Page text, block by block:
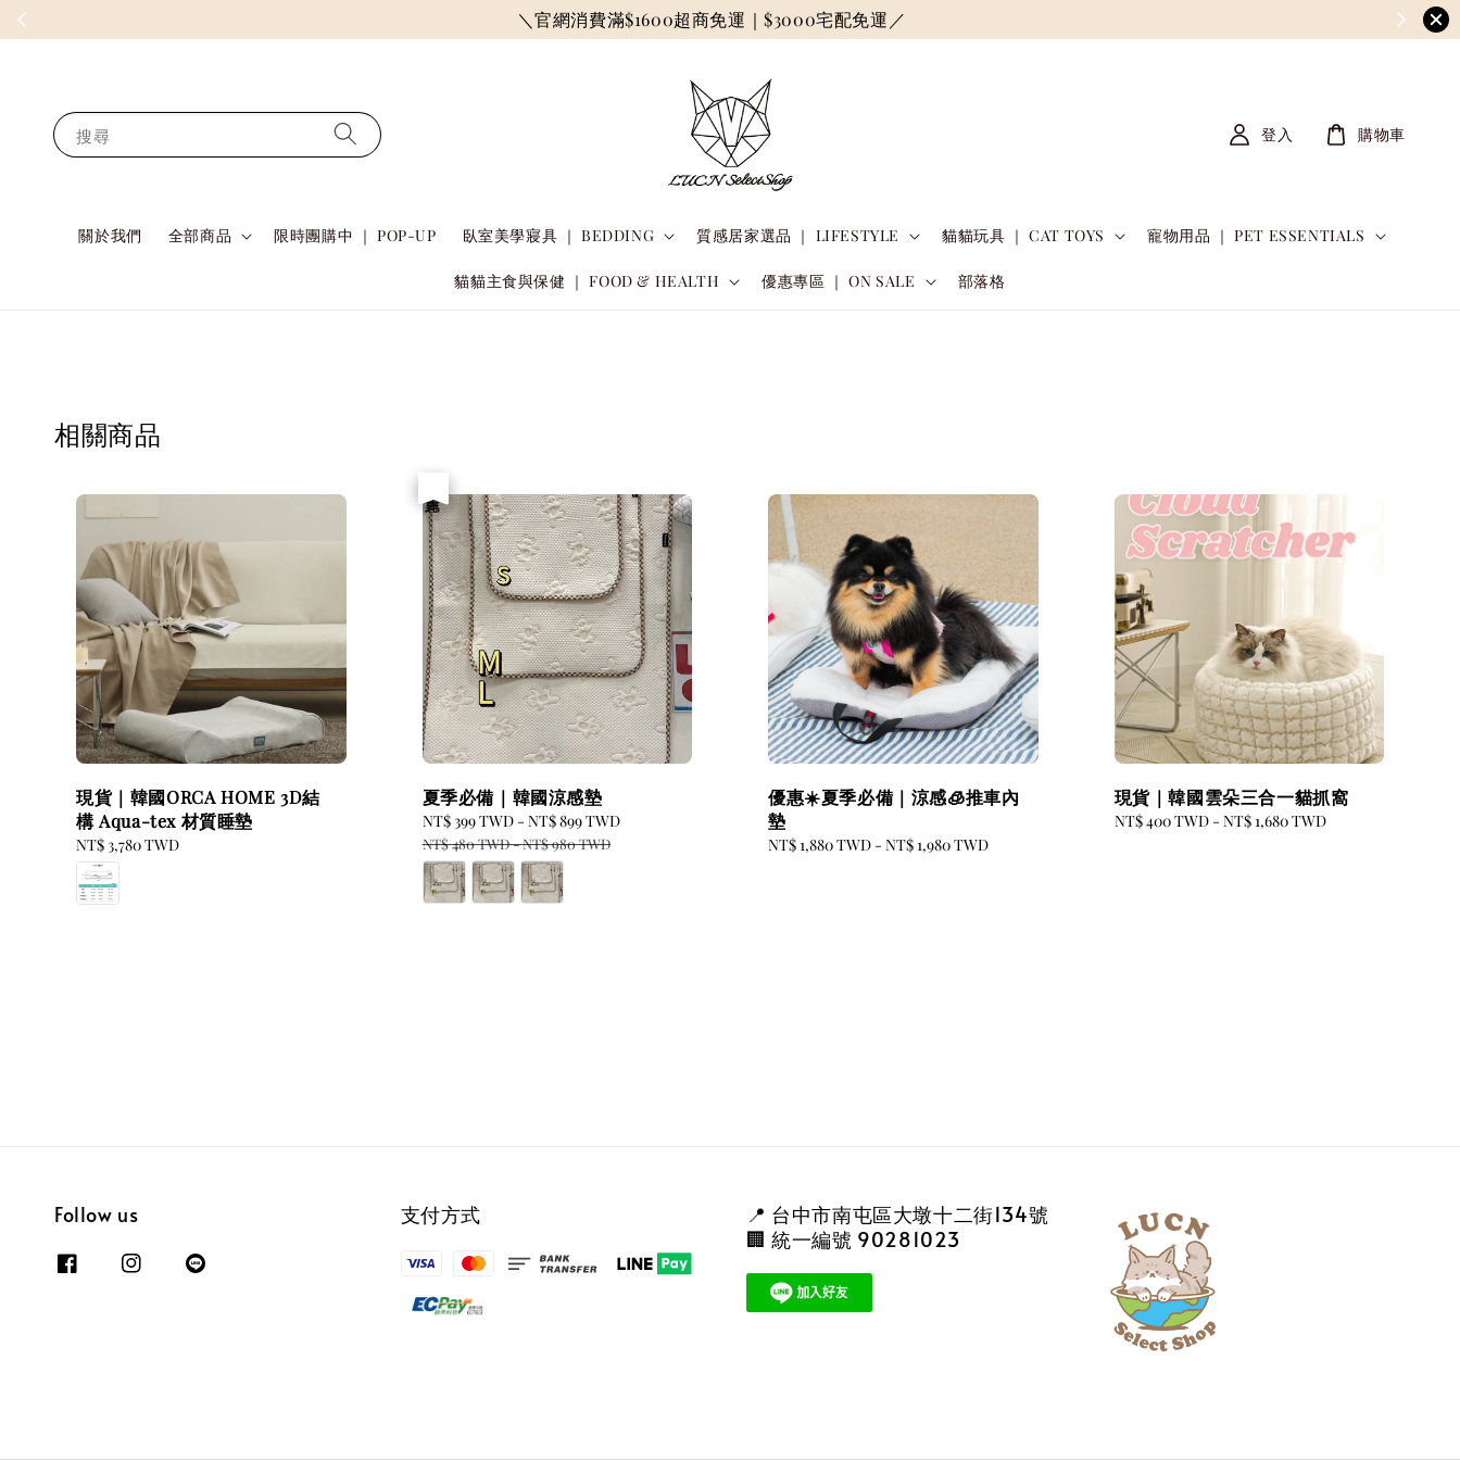
＼官網消費滿$1600超商免運｜$3000宅配免運／
搜尋
關於我們 全部商品 限時團購中 ｜ POP-UP 臥室美學寢具 ｜ BEDDING 質感居家選品 ｜ LIFESTYLE 貓貓玩具 ｜ CAT TOYS 寵物用品 ｜ PET ESSENTIALS
貓貓主食與保健 ｜ FOOD & HEALTH 優惠專區 ｜ ON SALE 部落格
登入 購物車
相關商品
現貨｜韓國ORCA HOME 3D結
構 Aqua-tex 材質睡墊
Regular
price
NT$ 3,780 TWD
夏季必備｜韓國涼感墊
Sale
price
NT$ 399 TWD- NT$ 899 TWD
NT$ 480 TWD-NT$ 980 TWD
優惠☀️夏季必備｜涼感🧊推車內
墊
Regular
NT$ 1,880 TWD - NT$ 1,980 TWD
現貨｜韓國雲朵三合一貓抓窩
Regular
NT$ 400 TWD- NT$ 1,680 TWD
Follow us 支付方式
📍 台中市南屯區大墩十二街134號
🏢 統一編號 90281023